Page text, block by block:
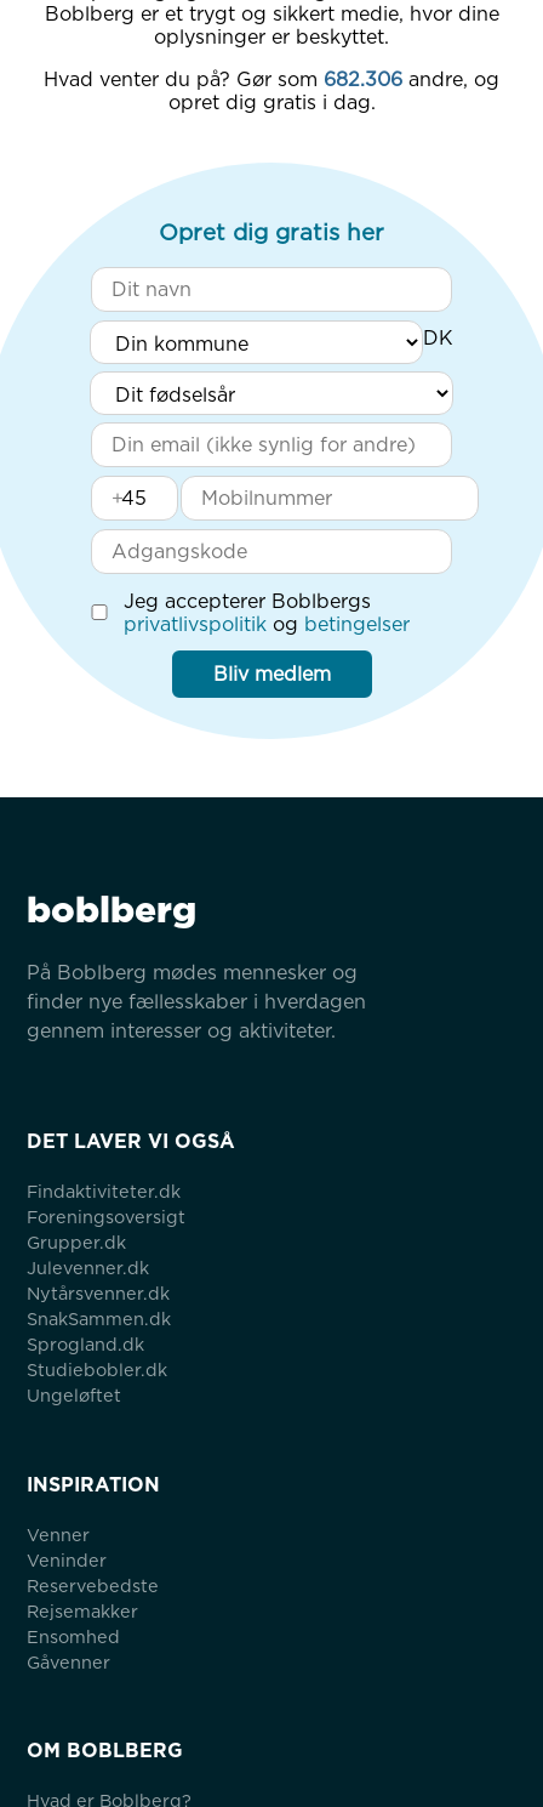
Boblberg er et trygt og sikkert medie, hvor dine
oplysninger er beskyttet.
Hvad venter du på? Gør som 682.306 andre, og
opret dig gratis i dag.
Opret dig gratis her
+
Jeg accepterer Boblbergs
privatlivspolitik og betingelser
Bliv medlem
boblberg
På Boblberg mødes mennesker og
finder nye fællesskaber i hverdagen
gennem interesser og aktiviteter.
DET LAVER VI OGSÅ
Findaktiviteter.dk
Foreningsoversigt
Grupper.dk
Julevenner.dk
Nytårsvenner.dk
SnakSammen.dk
Sprogland.dk
Studiebobler.dk
Ungeløftet
INSPIRATION
Venner
Veninder
Reservebedste
Rejsemakker
Ensomhed
Gåvenner
OM BOBLBERG
Hvad er Boblberg?